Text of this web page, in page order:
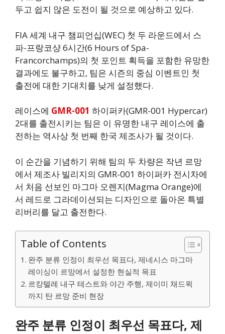
두고 쉽지 않은 도전이 될 것으로 예상하고 있다.
FIA 세계 내구 챔피언십(WEC) 첫 두 라운드에서 스
파-프랑코샹 6시간(6 Hours of Spa-
Francorchamps)의 첫 포인트 획득을 포함한 유망한
결과에도 불구하고, 팀은 시즌의 중심 이벤트인 첫
출전에 대한 기대치를 낮게 설정했다.
레이스에 GMR-001 하이퍼카(GMR-001 Hypercar)
2대를 출전시키는 팀은 이 유명한 내구 레이스에 출
전하는 역사상 첫 번째 한국 제조사가 될 것이다.
이 순간을 기념하기 위해 팀의 두 차량은 작년 르망
에서 제조사 빌리지의 GMR-001 하이퍼카 전시차에
서 처음 선보인 마그마 오렌지(Magma Orange)에
서 레드로 그라데이션되는 디자인으로 돌아온 특별
리버리를 달고 출전한다.
Table of Contents
완주 분류 인정이 최우선 목표다, 제네시스 마그마
레이싱이 르망에서 설정한 현실적 목표
르캉텔레 내구 테스트와 야간 주행, 제이미 채드윅
까지 탄 르망 준비 현장
완주 분류 인정이 최우선 목표다, 제